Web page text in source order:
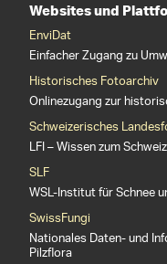
Websites und
EnviDat
Einfacher Zugang zu
Historisches Fotoarchiv
Onlinezugang zur
Schweizerisches
LFI – Wissen zum
SLF
WSL-Institut für Schnee
SwissFungi
Nationales Daten- und
Pilzflora